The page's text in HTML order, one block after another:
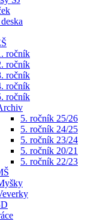
ročník
ročník
ročník
ročník
ročník
5. ročník 25/26
5. ročník 24/25
5. ročník 23/24
5. ročník 20/21
5. ročník 22/23